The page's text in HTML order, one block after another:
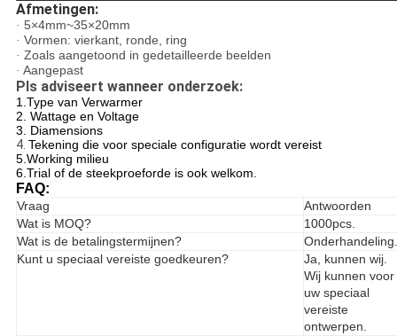
Afmetingen:
· 5×4mm~35×20mm
· Vormen: vierkant, ronde, ring
· Zoals aangetoond in gedetailleerde beelden
· Aangepast
Pls adviseert wanneer onderzoek:
1.Type van Verwarmer
2. Wattage en Voltage
3. Diamensions
4. Tekening die voor speciale configuratie wordt vereist
5.Working milieu
6.Trial of de steekproeforde is ook welkom.
FAQ:
Vraag
Antwoorden
Wat is MOQ?
1000pcs.
Wat is de betalingstermijnen?
Onderhandeling.
Kunt u speciaal vereiste goedkeuren?
Ja, kunnen wij.
Wij kunnen voor
uw speciaal
vereiste
ontwerpen.